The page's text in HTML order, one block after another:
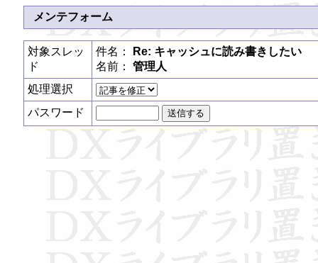
メンテフォーム
対象スレッ
ド
件名：
Re: キャッシュに読み書きしたい
名前： 管理人
処理選択
パスワード